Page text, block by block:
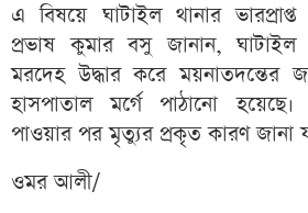
এ বিষয়ে ঘাটাইল থানার
প্রভাষ কুমার বসু জানান, ঘাটাইল
মরদেহ উদ্ধার করে ময়নাতদন্তের
হাসপাতাল মর্গে পাঠানো হয়েছে।
পাওয়ার পর মৃত্যুর প্রকৃত কারণ জানা
ওমর আলী/